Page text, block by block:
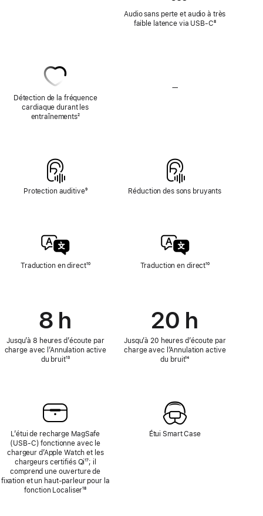
Détection de la fréquence
cardiaque durant les
entraînementsNote
²
Protection auditiveNote
⁹
Traduction en directNote
¹⁰
8 h
Jusqu’à 8 heures d’écoute par
charge avec l’Annulation active
du bruitNote
¹³
L’étui de recharge MagSafe
(USB‑C) fonctionne avec le
chargeur d’Apple Watch et les
chargeurs certifiés QiNote
de
bas
de
¹⁷; il
comprend une ouverture de
fixation et un haut-parleur pour la
fonction LocaliserNote
¹⁸
Audio sans perte et audio à très
faible latence via USB-CNote
⁸
—Pas
Réduction des sons bruyants
Traduction en directNote
¹⁰
20 h
Jusqu’à 20 heures d’écoute par
charge avec l’Annulation active
du bruitNote
¹⁴
Étui Smart Case